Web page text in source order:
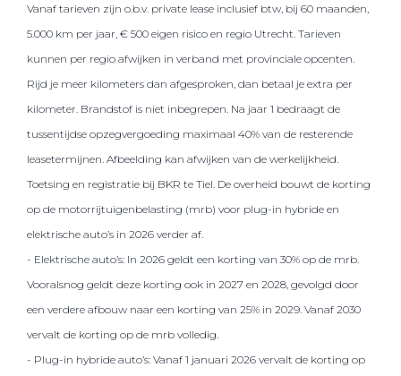
Vanaf tarieven zijn o.b.v. private lease inclusief btw, bij 60 maanden,
5.000 km per jaar, € 500 eigen risico en regio Utrecht. Tarieven
kunnen per regio afwijken in verband met provinciale opcenten.
Rijd je meer kilometers dan afgesproken, dan betaal je extra per
kilometer. Brandstof is niet inbegrepen. Na jaar 1 bedraagt de
tussentijdse opzegvergoeding maximaal 40% van de resterende
leasetermijnen. Afbeelding kan afwijken van de werkelijkheid.
Toetsing en registratie bij BKR te Tiel. De overheid bouwt de korting
op de motorrijtuigenbelasting (mrb) voor plug-in hybride en
elektrische auto’s in 2026 verder af.
- Elektrische auto’s: In 2026 geldt een korting van 30% op de mrb.
Vooralsnog geldt deze korting ook in 2027 en 2028, gevolgd door
een verdere afbouw naar een korting van 25% in 2029. Vanaf 2030
vervalt de korting op de mrb volledig.
- Plug-in hybride auto’s: Vanaf 1 januari 2026 vervalt de korting op